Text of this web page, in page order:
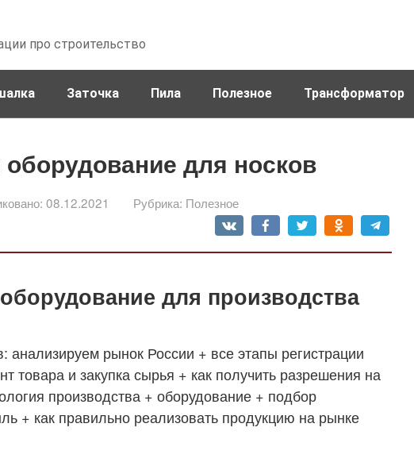
про строительство
Заточка Пила Полезное Трансформатор
для носков
08.12.2021 Рубрика: Полезное
для производства
анализируем рынок России + все этапы регистрации
товара и закупка сырья + как получить разрешения на
производства + оборудование + подбор
+ как правильно реализовать продукцию на рынке